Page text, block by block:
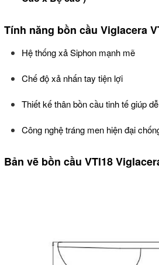
Tính năng bồn cầu Viglacera
Hệ thống xả Siphon mạnh mẽ
Chế độ xả nhấn tay tiện lợi
Thiết kế thân bồn cầu tinh tế giúp
Công nghệ tráng men hiện đại
Bản vẽ bồn cầu VTl18